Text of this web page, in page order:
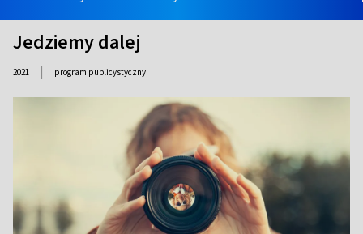
Jedziemy dalej
2021 | program publicystyczny